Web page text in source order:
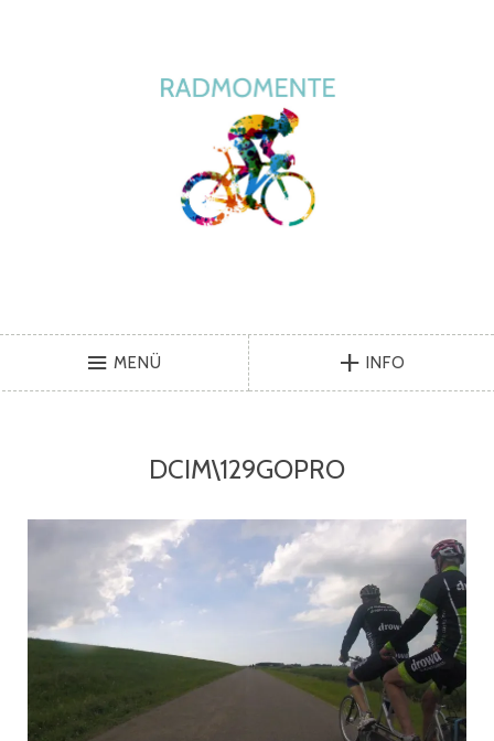
MENÜ INFO
DCIM\129GOPRO